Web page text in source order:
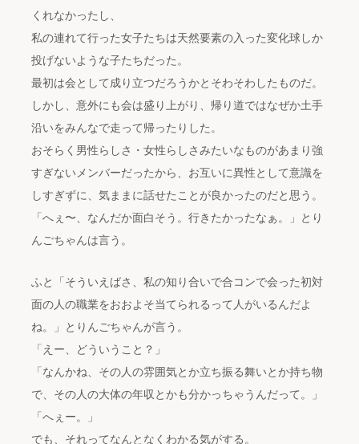
くれなかったし、
私の連れて行った女子たちは天然要素の入った変化球しか
投げないような子たちだった。
最初は会として成り立つだろうかとそわそわしたものだ。
しかし、意外にも会は盛り上がり、帰り道ではなぜか土手
沿いをみんなで走って帰ったりした。
おそらく男性らしさ・女性らしさみたいなものがあまり強
すぎないメンバーだったから、お互いに異性として意識を
しすぎずに、気ままに話せたことが良かったのだと思う。
「へぇ〜、なんだか面白そう。行きたかったなぁ。」とり
んごちゃんは言う。
ふと「そういえばさ、私の知り合いで合コンで会った初対
面の人の職業をおおよそ当てられるって人がいるんだよ
ね。」とりんごちゃんが言う。
「えー、どういうこと？」
「なんかね、その人の雰囲気とか立ち振る舞いとか持ち物
で、その人の大体の年収とかも分かっちゃうんだって。」
「へぇー。」
でも、それってなんとなくわかる気がする。